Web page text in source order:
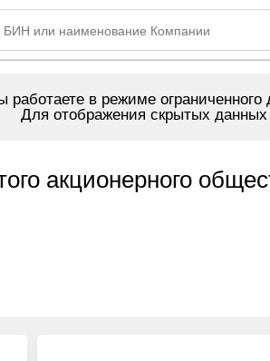
работаете в режиме
Для отображения скрытых данных
акционерного